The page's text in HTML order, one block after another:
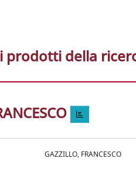
prodotti della
GAZZILLO, FRANCESCO